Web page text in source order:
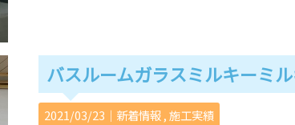
バスルームガラスミルキーミ
2021/03/23｜ 新着情報 施工実績